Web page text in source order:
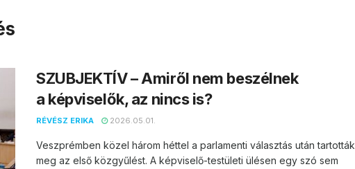
SZUBJEKTÍV – Amiről nem beszélnek
a képviselők, az nincs is?
RÉVÉSZ ERIKA 2026.05.01.
Veszprémben közel három héttel a parlamenti választás után tartották
meg az első közgyűlést. A képviselő-testületi ülésen egy szó sem